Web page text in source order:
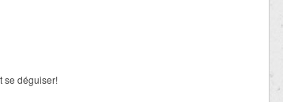
se déguiser!